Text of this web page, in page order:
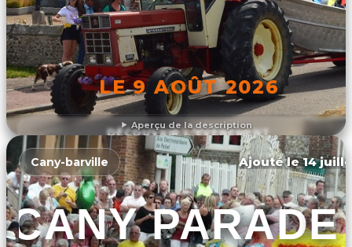
Aperçu de la description
LE 9 AOÛT 2026
DÉCOUVRIR L'ÉVÉNEMENT
Cany-barville Ajouté le 14
CANY PARADE